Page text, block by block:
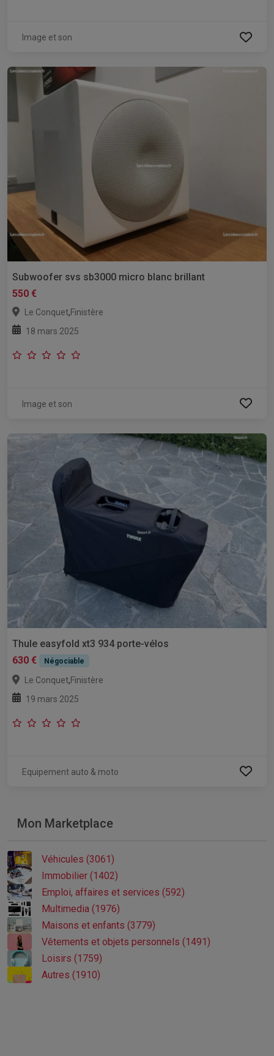
Image et son
Subwoofer svs sb3000 micro blanc brillant
550 €
Le Conquet,Finistère
18 mars 2025
Image et son
Thule easyfold xt3 934 porte-vélos
630 €
Négociable
Le Conquet,Finistère
19 mars 2025
Equipement auto & moto
Mon Marketplace
Véhicules (3061)
Immobilier (1402)
Emploi, affaires et services (592)
Multimedia (1976)
Maisons et enfants (3779)
Vêtements et objets personnels (1491)
Loisirs (1759)
Autres (1910)